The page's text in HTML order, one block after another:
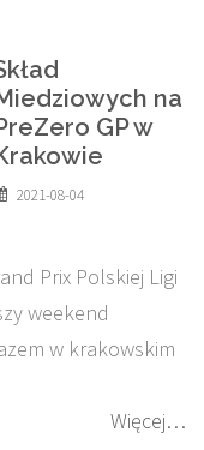
na
GP w
2021-08-04
Prix Polskiej Ligi
weekend
w krakowskim
Więcej…